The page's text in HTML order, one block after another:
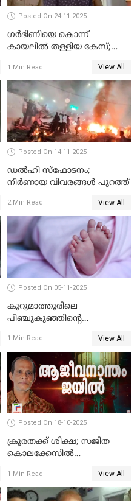
Posted On 24-11-2025
ഗര്‍ഭിണിയെ കൊന്ന്
കായലില്‍ തള്ളിയ കേസ്;
1 Min Read View All
Posted On 14-11-2025
ഡല്‍ഹി സ്‌ഫോടനം;
നിര്‍ണായ വിവരങ്ങള്‍ പുറത്ത്
2 Min Read View All
Posted On 05-11-2025
കുറുമാത്തൂരിലെ
പിഞ്ചുകുഞ്ഞിന്റെ
അറസ്റ്റില്‍
1 Min Read View All
Posted On 18-10-2025
ക്രൂരതക്ക് ശിക്ഷ; സജിത
കൊലക്കേസില്‍
ഇരട്ടജീവപര്യന്തം
1 Min Read View All